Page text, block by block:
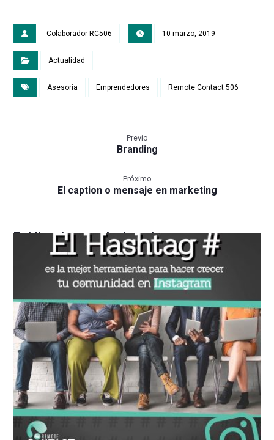
Colaborador RC506 10 marzo, 2019
Actualidad
Asesoría Emprendedores Remote Contact 506
Previo
Branding
Próximo
El caption o mensaje en marketing
Publicaciones relacionadas